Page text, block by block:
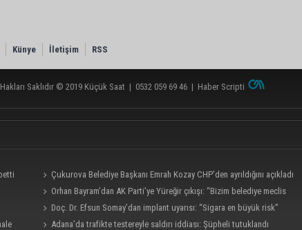
Künye İletişim RSS
Saklıdır © 2019 Küçük Saat | 0532 059 69 46 | Haber Scripti
Çukurova Belediye Başkanı Emrah Kozay CHP’den ayrıldığını açıkladı
Orhan Bayram’dan AK Parti’ye Yüreğir çıkışı: “Bizim belediye meclis
üyelerimize ne yaptınız? Siz önce onu anlatın”
Doç. Dr. Efsun Somay’dan implant uyarısı: “Sigara en büyük risk”
Adana’da trafikte testereyle saldırı iddiası: Şüpheli tutuklandı